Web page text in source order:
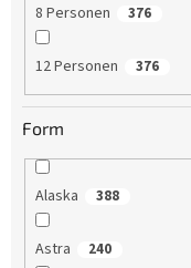
8 Personen 376
12 Personen 376
Form
Alaska 388
Astra 240